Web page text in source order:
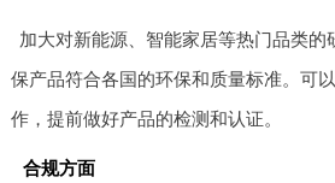
加大对新能源、智能家居等热门品类的
保产品符合各国的环保和质量标准。可
作，提前做好产品的检测和认证。
合规方面